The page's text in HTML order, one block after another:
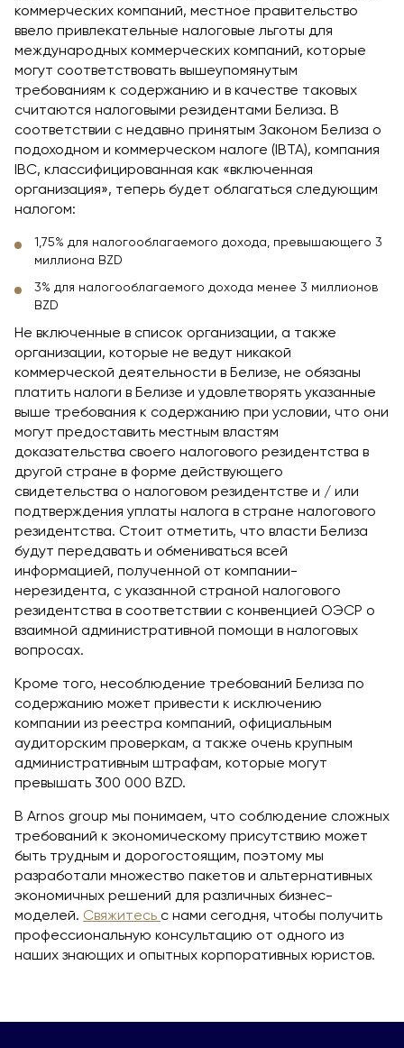
коммерческих компаний, местное правительство
ввело привлекательные налоговые льготы для
международных коммерческих компаний, которые
могут соответствовать вышеупомянутым
требованиям к содержанию и в качестве таковых
считаются налоговыми резидентами Белиза. В
соответствии с недавно принятым Законом Белиза о
подоходном и коммерческом налоге (IBTA), компания
IBC, классифицированная как «включенная
организация», теперь будет облагаться следующим
налогом:
1,75% для налогооблагаемого дохода, превышающего 3
миллиона BZD
3% для налогооблагаемого дохода менее 3 миллионов
BZD
Не включенные в список организации, а также
организации, которые не ведут никакой
коммерческой деятельности в Белизе, не обязаны
платить налоги в Белизе и удовлетворять указанные
выше требования к содержанию при условии, что они
могут предоставить местным властям
доказательства своего налогового резидентства в
другой стране в форме действующего
свидетельства о налоговом резидентстве и / или
подтверждения уплаты налога в стране налогового
резидентства. Стоит отметить, что власти Белиза
будут передавать и обмениваться всей
информацией, полученной от компании-
нерезидента, с указанной страной налогового
резидентства в соответствии с конвенцией ОЭСР о
взаимной административной помощи в налоговых
вопросах.
Кроме того, несоблюдение требований Белиза по
содержанию может привести к исключению
компании из реестра компаний, официальным
аудиторским проверкам, а также очень крупным
административным штрафам, которые могут
превышать 300 000 BZD.
В Arnos group мы понимаем, что соблюдение сложных
требований к экономическому присутствию может
быть трудным и дорогостоящим, поэтому мы
разработали множество пакетов и альтернативных
экономичных решений для различных бизнес-
моделей. Свяжитесь с нами сегодня, чтобы получить
профессиональную консультацию от одного из
наших знающих и опытных корпоративных юристов.